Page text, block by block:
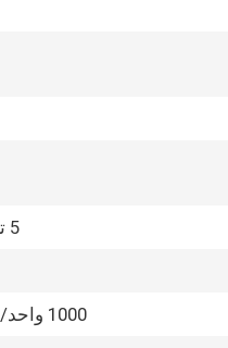
5 تا 8 روز کاری
1000 واحد/ واحد در ماه